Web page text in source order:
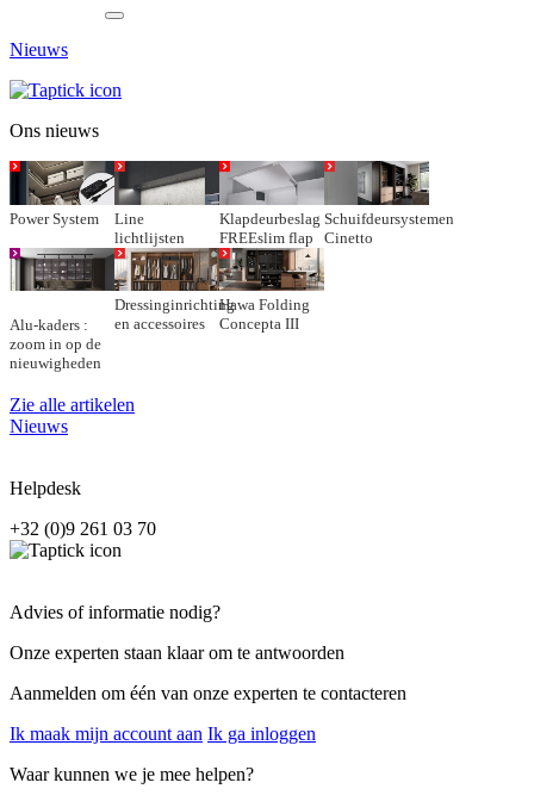
Nieuws
Ons nieuws
Power System
Line
lichtlijsten
Klapdeurbeslag
FREEslim flap
Schuifdeursystemen
Cinetto
Alu-kaders :
zoom in op de
nieuwigheden
Dressinginrichting
en accessoires
Hawa Folding
Concepta III
Zie alle artikelen
Nieuws
Helpdesk
+32 (0)9 261 03 70
Advies of informatie nodig?
Onze experten staan klaar om te antwoorden
Aanmelden om één van onze experten te contacteren
Ik maak mijn account aan Ik ga inloggen
Waar kunnen we je mee helpen?